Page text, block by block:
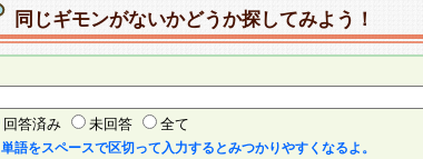
同じギモンがないかどうか探してみよう！
回答済み 未回答 全て
単語をスペースで区切って入力するとみつかりやすくなるよ。